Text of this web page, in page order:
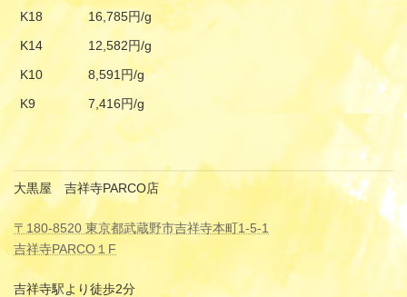
K18
16,785円/g
K14
12,582円/g
K10
8,591円/g
K9
7,416円/g
大黒屋 吉祥寺PARCO店
〒180-8520 東京都武蔵野市吉祥寺本町1-5-1
吉祥寺PARCO１F
吉祥寺駅より徒歩2分